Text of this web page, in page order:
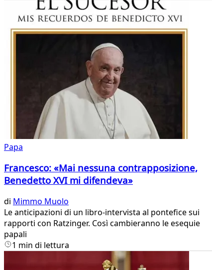
Papa
Francesco: «Mai nessuna contrapposizione,
Benedetto XVI mi difendeva»
di Mimmo Muolo
Le anticipazioni di un libro-intervista al pontefice sui
rapporti con Ratzinger. Così cambieranno le esequie
papali
1 min di lettura